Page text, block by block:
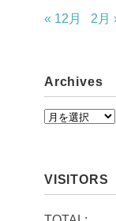
« 12月
2月
Archives
A
h
VISITORS